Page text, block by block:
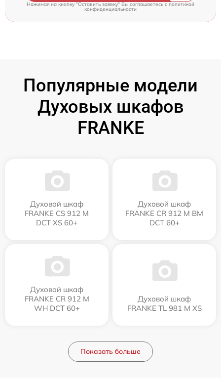
Нажимая на кнопку "Оставить заявку" Вы соглашаетесь cполитикой
конфиденциальности
Популярные модели
Духовых шкафов
FRANKE
Духовой шкаф
FRANKE CS 912 M
DCT XS 60+
Духовой шкаф
FRANKE CR 912 M BM
DCT 60+
Духовой шкаф
FRANKE CR 912 M
WH DCT 60+
Духовой шкаф
FRANKE TL 981 M XS
Показать больше